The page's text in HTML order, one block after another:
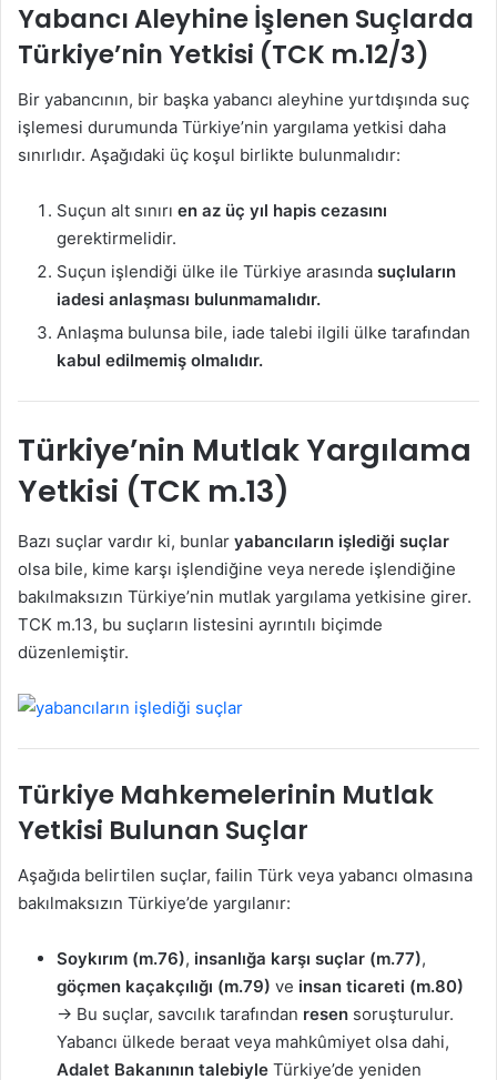
Yabancı Aleyhine İşlenen Suçlarda
Türkiye’nin Yetkisi (TCK m.12/3)
Bir yabancının, bir başka yabancı aleyhine yurtdışında suç
işlemesi durumunda Türkiye’nin yargılama yetkisi daha
sınırlıdır. Aşağıdaki üç koşul birlikte bulunmalıdır:
Suçun alt sınırı en az üç yıl hapis cezasını
gerektirmelidir.
Suçun işlendiği ülke ile Türkiye arasında suçluların
iadesi anlaşması bulunmamalıdır.
Anlaşma bulunsa bile, iade talebi ilgili ülke tarafından
kabul edilmemiş olmalıdır.
Türkiye’nin Mutlak Yargılama
Yetkisi (TCK m.13)
Bazı suçlar vardır ki, bunlar yabancıların işlediği suçlar
olsa bile, kime karşı işlendiğine veya nerede işlendiğine
bakılmaksızın Türkiye’nin mutlak yargılama yetkisine girer.
TCK m.13, bu suçların listesini ayrıntılı biçimde
düzenlemiştir.
Türkiye Mahkemelerinin Mutlak
Yetkisi Bulunan Suçlar
Aşağıda belirtilen suçlar, failin Türk veya yabancı olmasına
bakılmaksızın Türkiye’de yargılanır:
Soykırım (m.76), insanlığa karşı suçlar (m.77),
göçmen kaçakçılığı (m.79) ve insan ticareti (m.80)
→ Bu suçlar, savcılık tarafından resen soruşturulur.
Yabancı ülkede beraat veya mahkûmiyet olsa dahi,
Adalet Bakanının talebiyle Türkiye’de yeniden